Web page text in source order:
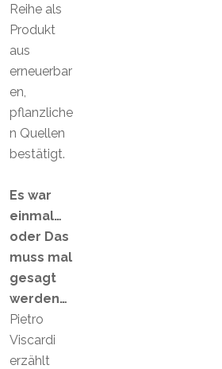
Reihe als
Produkt
aus
erneuerbar
en,
pflanzliche
n Quellen
bestätigt.
Es war
einmal…
oder Das
muss mal
gesagt
werden…
Pietro
Viscardi
erzählt